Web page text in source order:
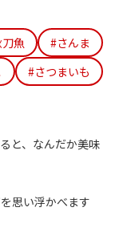
魚
#さんま
#さつまいも
と、なんだか美味
思い浮かべます